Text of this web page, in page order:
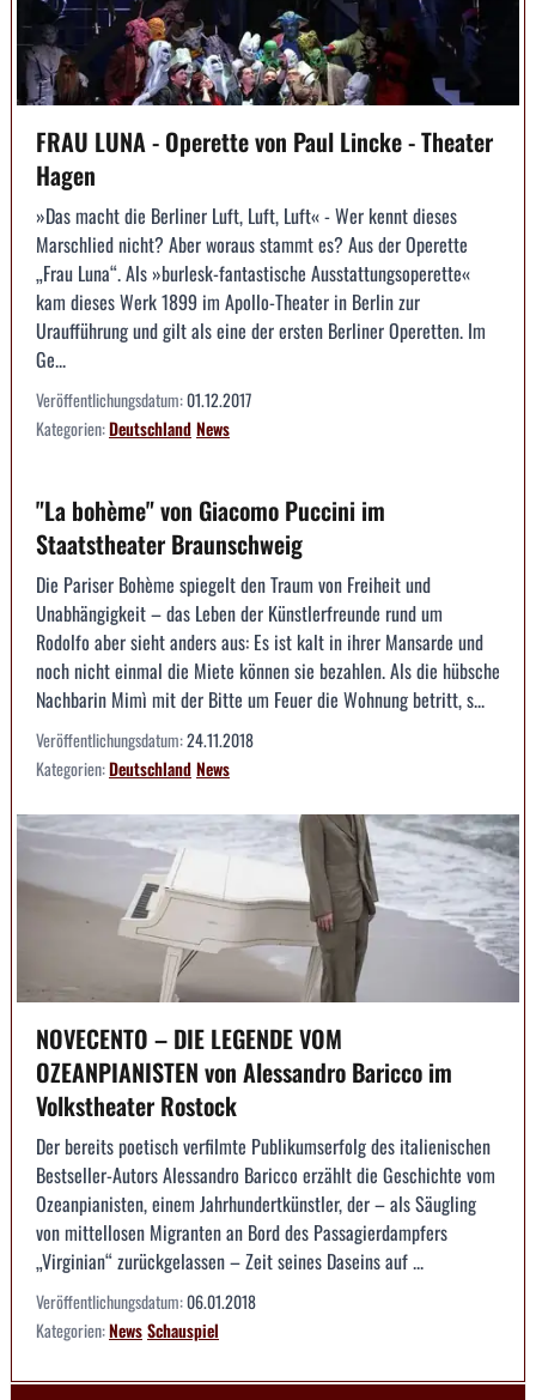
FRAU LUNA - Operette von Paul Lincke - Theater
Hagen
»Das macht die Berliner Luft, Luft, Luft« - Wer kennt dieses
Marschlied nicht? Aber woraus stammt es? Aus der Operette
„Frau Luna“. Als »burlesk-fantastische Ausstattungsoperette«
kam dieses Werk 1899 im Apollo-Theater in Berlin zur
Uraufführung und gilt als eine der ersten Berliner Operetten. Im
Ge...
Veröffentlichungsdatum:01.12.2017
Kategorien:DeutschlandNews
"La bohème" von Giacomo Puccini im
Staatstheater Braunschweig
Die Pariser Bohème spiegelt den Traum von Freiheit und
Unabhängigkeit – das Leben der Künstlerfreunde rund um
Rodolfo aber sieht anders aus: Es ist kalt in ihrer Mansarde und
noch nicht einmal die Miete können sie bezahlen. Als die hübsche
Nachbarin Mimì mit der Bitte um Feuer die Wohnung betritt, s...
Veröffentlichungsdatum:24.11.2018
Kategorien:DeutschlandNews
NOVECENTO – DIE LEGENDE VOM
OZEANPIANISTEN von Alessandro Baricco im
Volkstheater Rostock
Der bereits poetisch verfilmte Publikumserfolg des italienischen
Bestseller-Autors Alessandro Baricco erzählt die Geschichte vom
Ozeanpianisten, einem Jahrhundertkünstler, der – als Säugling
von mittellosen Migranten an Bord des Passagierdampfers
„Virginian“ zurückgelassen – Zeit seines Daseins auf ...
Veröffentlichungsdatum:06.01.2018
Kategorien:NewsSchauspiel